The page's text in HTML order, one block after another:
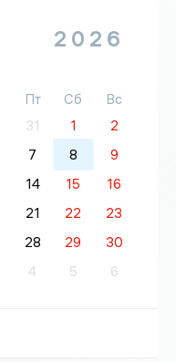
2026
Пт Сб
Вс
31 1
2
7 8
9
14 15
16
21 22
23
28 29
30
4 5 6